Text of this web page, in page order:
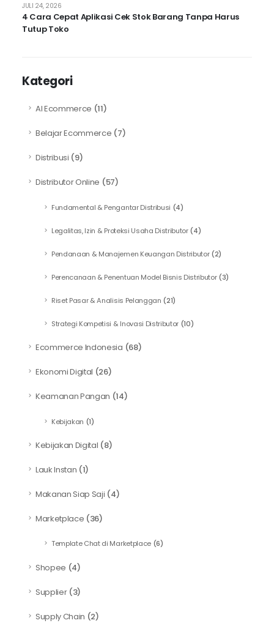
4 Cara Cepat Aplikasi Cek Stok Barang Tanpa Harus
Tutup Toko
JULI 24, 2026
Kategori
AI Ecommerce (11)
Belajar Ecommerce (7)
Distribusi (9)
Distributor Online (57)
Fundamental & Pengantar Distribusi (4)
Legalitas, Izin & Proteksi Usaha Distributor(4)
Pendanaan & Manajemen Keuangan Distributor(2)
Perencanaan & Penentuan Model Bisnis Distributor(3)
Riset Pasar & Analisis Pelanggan (21)
Strategi Kompetisi & Inovasi Distributor (10)
Ecommerce Indonesia (68)
Ekonomi Digital (26)
Keamanan Pangan (14)
Kebijakan (1)
Kebijakan Digital (8)
Lauk Instan (1)
Makanan Siap Saji (4)
Marketplace (36)
Template Chat di Marketplace(6)
Shopee (4)
Supplier(3)
Supply Chain (2)